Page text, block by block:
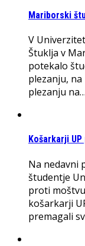
Mariborski
V
Štuklja v
potekalo
plezanju,
plezanju na…
Košarkarji
Na nedavni
študentje
proti
košarkarji
premagali